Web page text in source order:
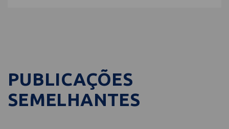
PUBLICAÇÕES
SEMELHANTES